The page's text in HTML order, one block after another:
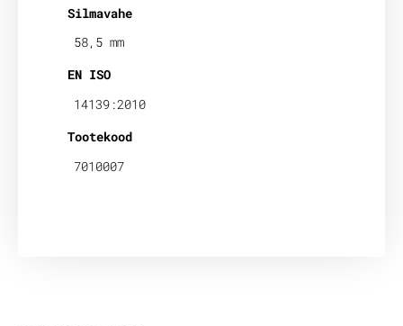
Silmavahe
58,5 mm
EN ISO
14139:2010
Tootekood
7010007